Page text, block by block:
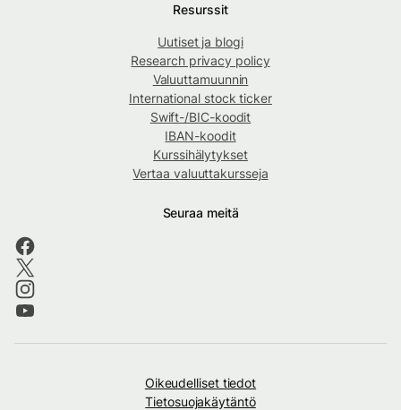
Resurssit
Uutiset ja blogi
Research privacy policy
Valuuttamuunnin
International stock ticker
Swift-/BIC-koodit
IBAN-koodit
Kurssihälytykset
Vertaa valuuttakursseja
Seuraa meitä
Oikeudelliset tiedot
Tietosuojakäytäntö